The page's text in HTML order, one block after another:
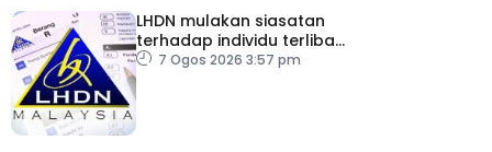
LHDN mulakan siasatan
terhadap individu terlibat
dalam Laporan RCI TH
7 Ogos 2026 3:57 pm